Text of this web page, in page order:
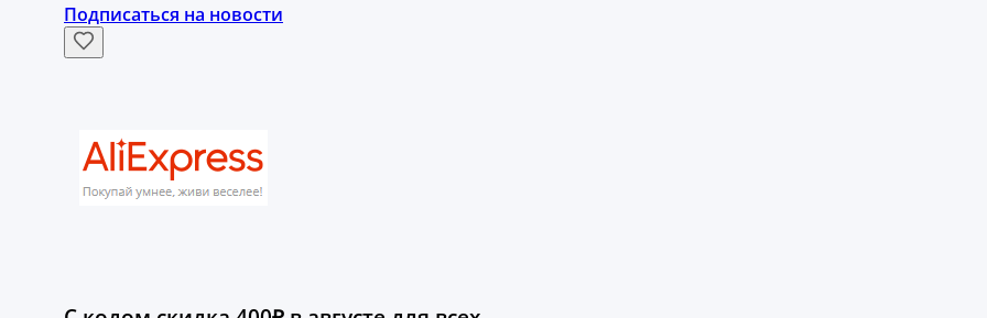
Подписаться на новости